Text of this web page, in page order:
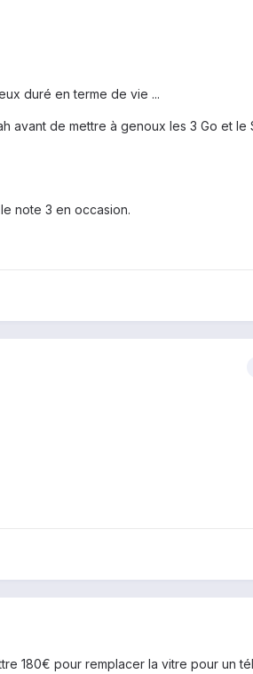
duré en terme de vie ...
avant de mettre à genoux les 3 Go et le
note 3 en occasion.
180€ pour remplacer la vitre pour un